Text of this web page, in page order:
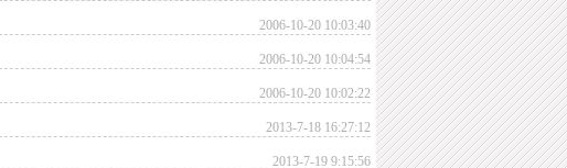
2006-10-20 10:03:40
2006-10-20 10:04:54
2006-10-20 10:02:22
2013-7-18 16:27:12
2013-7-19 9:15:56